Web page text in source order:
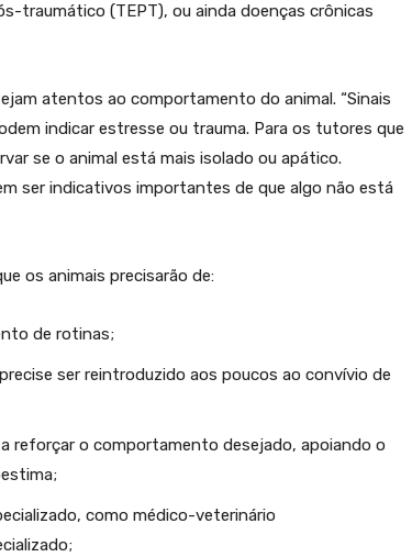
traumático (TEPT), ou ainda doenças crônicas
atentos ao comportamento do animal. “Sinais
indicar estresse ou trauma. Para os tutores que
se o animal está mais isolado ou apático.
ser indicativos importantes de que algo não está
os animais precisarão de:
de rotinas;
ser reintroduzido aos poucos ao convívio de
reforçar o comportamento desejado, apoiando o
como médico-veterinário